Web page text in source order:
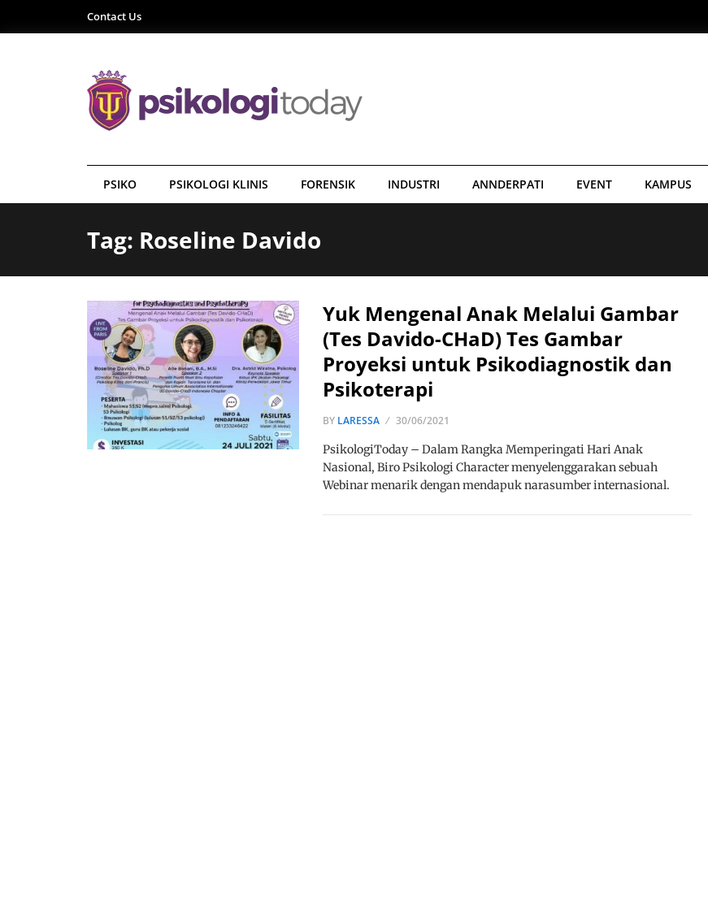
Contact Us
PSIKO PSIKOLOGI KLINIS FORENSIK INDUSTRI ANNDERPATI EVENT KAMPUS
Tag: Roseline Davido
Yuk Mengenal Anak Melalui Gambar
(Tes Davido-CHaD) Tes Gambar
Proyeksi untuk Psikodiagnostik dan
Psikoterapi
BY LARESSA 30/06/2021
PsikologiToday – Dalam Rangka Memperingati Hari Anak
Nasional, Biro Psikologi Character menyelenggarakan sebuah
Webinar menarik dengan mendapuk narasumber internasional.